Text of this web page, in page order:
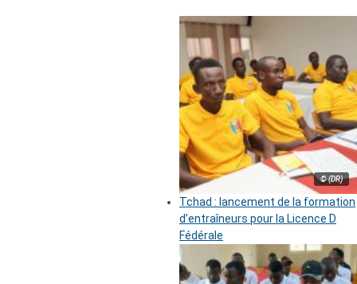
© (DR)
Tchad : lancement de la formation
d’entraîneurs pour la Licence D
Fédérale